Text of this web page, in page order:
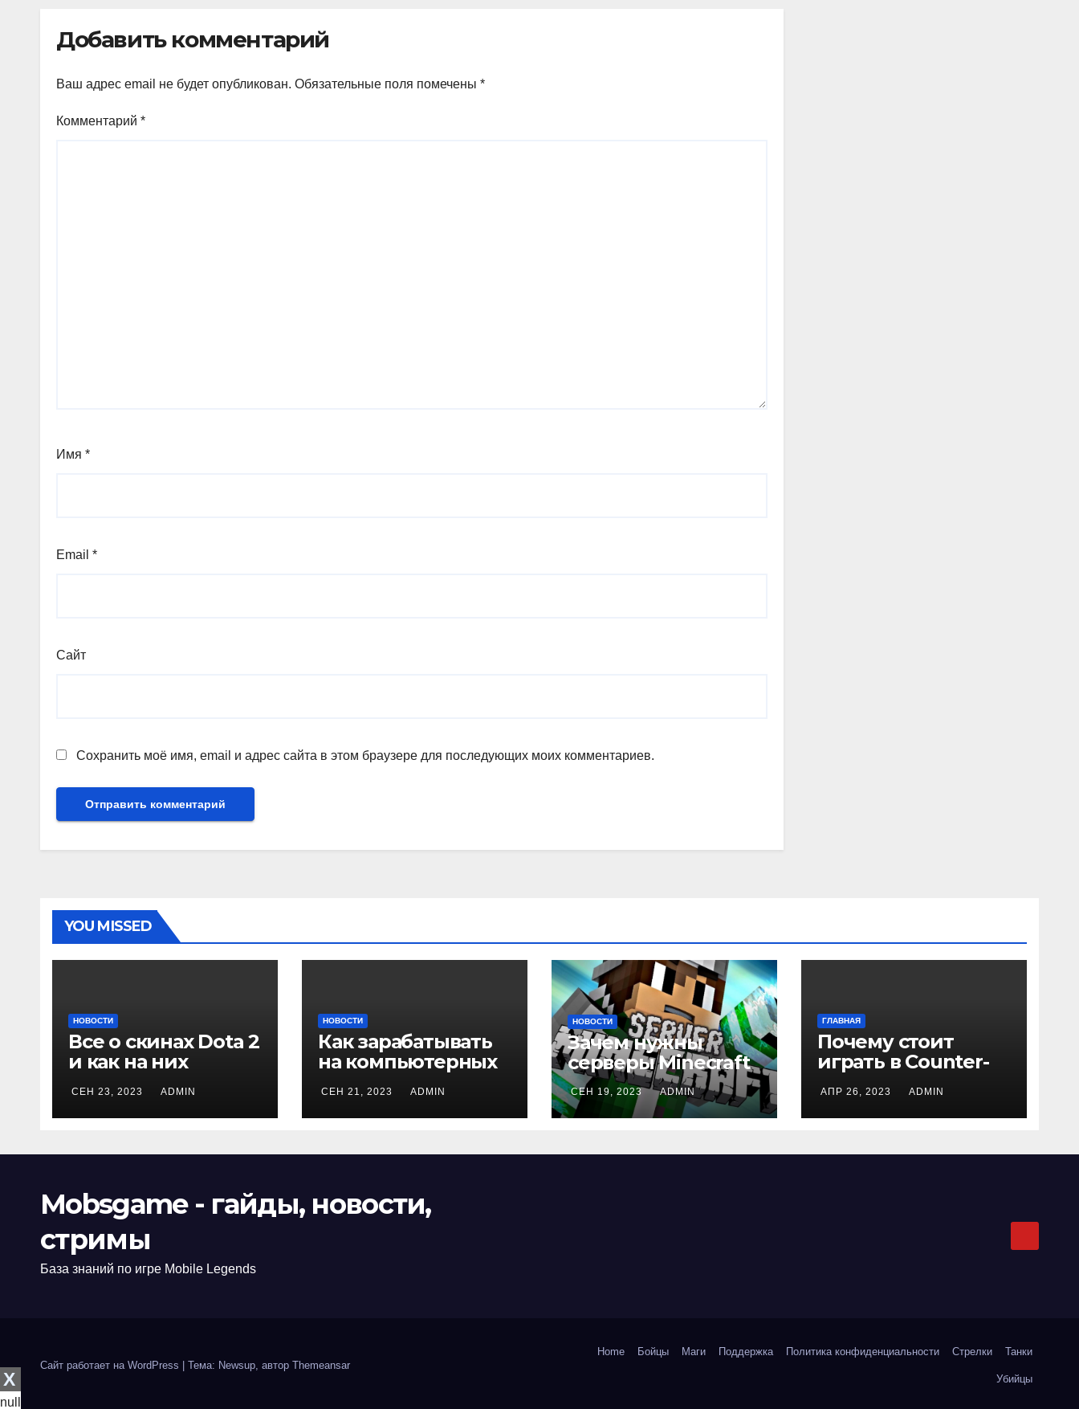
X
null
Добавить комментарий
Ваш адрес email не будет опубликован. Обязательные поля помечены *
Комментарий *
Имя *
Email *
Сайт
Сохранить моё имя, email и адрес сайта в этом браузере для последующих моих комментариев.
YOU MISSED
НОВОСТИ
Все о скинах Dota 2
и как на них
СЕН 23, 2023 ADMIN
НОВОСТИ
Как зарабатывать
на компьютерных
СЕН 21, 2023 ADMIN
НОВОСТИ
Зачем нужны
серверы Minecraft
СЕН 19, 2023 ADMIN
ГЛАВНАЯ
Почему стоит
играть в Counter-
АПР 26, 2023 ADMIN
Mobsgame - гайды, новости,
стримы
База знаний по игре Mobile Legends
Сайт работает на WordPress Тема: Newsup, автор Themeansar
Home Бойцы Маги Поддержка Политика конфиденциальности Стрелки Танки
Убийцы